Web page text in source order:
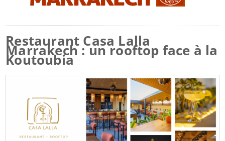
Restaurant Casa Lalla
Marrakech : un rooftop face à la
Koutoubia